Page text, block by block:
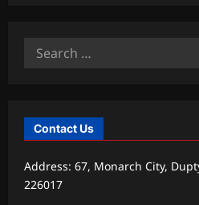
Search
Contact Us
Address: 67, Monarch City,
226017